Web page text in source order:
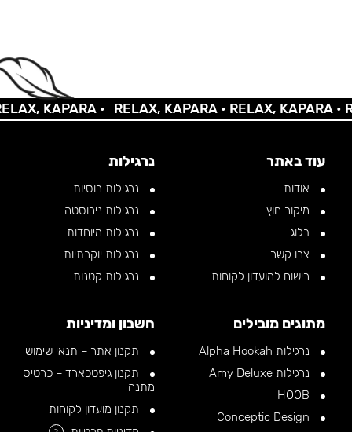
KAPARA • RELAX, KAPARA •RELAX, KAPARA •
עוד באתר
אודות
מיקור חוץ
בלוג
צרו קשר
רישום למועדון לקוחות
נרגילות
נרגילות רוסיות
נרגילות נירוסטה
נרגילות מיוחדות
נרגילות יוקרתיות
נרגילות קטנות
מתוגים מובילים
נרגילות Alpha Hookah
נרגילות Amy Deluxe
חשבון ומדיניות
תקנון אתר – תנאי שימוש
תקנון גיפטכארד – כרטיס
מתנה
תקנון מועדון לקוחות